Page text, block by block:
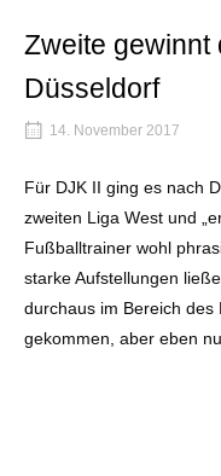
Zweite gewinnt
Düsseldorf
14. November 2017
Für DJK II ging es nach
zweiten Liga West und
Fußballtrainer wohl
starke Aufstellungen
durchaus im Bereich
gekommen, aber eben